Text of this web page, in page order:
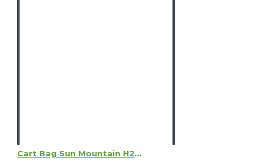
Cart Bag Sun Mountain H2NO Lite